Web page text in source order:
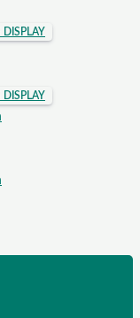
DISPLAY
DISPLAY